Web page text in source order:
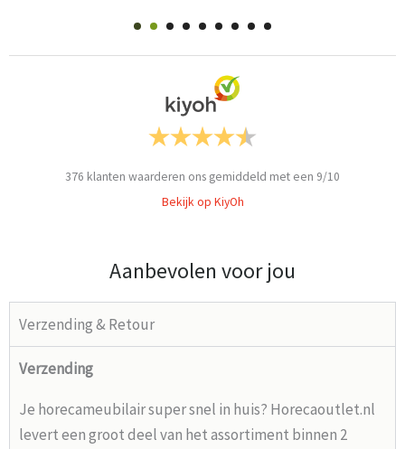
376 klanten waarderen ons gemiddeld met een 9/10
Bekijk op KiyOh
Aanbevolen voor jou
Verzending & Retour
Verzending
Je horecameubilair super snel in huis? Horecaoutlet.nl
levert een groot deel van het assortiment binnen 2